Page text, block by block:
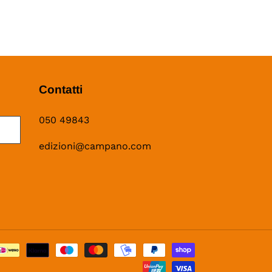
Contatti
050 49843
edizioni@campano.com
di